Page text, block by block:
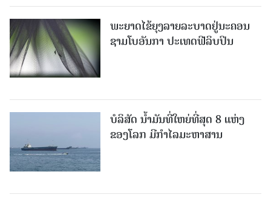
ພະຍາດໄຂ້ຍຸງລາຍລະບາດຢູ່ນະຄອນ
ຊາມໂບ​ອັນກາ ປະເທດຟີລິບປິນ
ບໍລິສັດ ນ້ຳມັນທີ່ໃຫຍ່ທີ່ສຸດ 8 ແຫ່ງ
ຂອງໂລກ ມີກຳໄລມະຫາສານ